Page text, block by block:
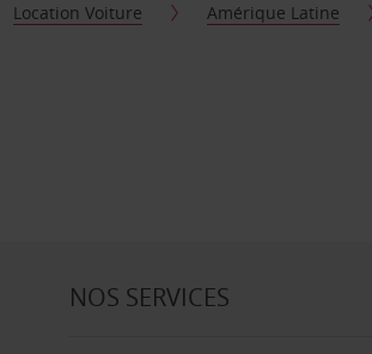
Location Voiture Amérique Latine
NOS SERVICES